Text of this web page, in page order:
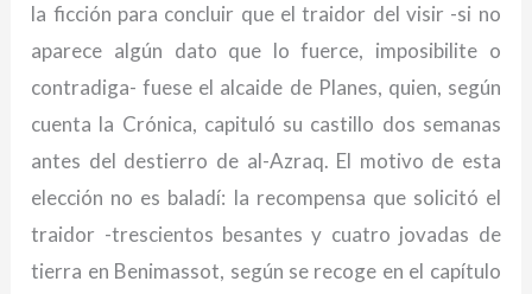
la ficción para concluir que el traidor del visir -si no
aparece algún dato que lo fuerce, imposibilite o
contradiga- fuese el alcaide de Planes, quien, según
cuenta la Crónica, capituló su castillo dos semanas
antes del destierro de al-Azraq. El motivo de esta
elección no es baladí: la recompensa que solicitó el
traidor -trescientos besantes y cuatro jovadas de
tierra en Benimassot, según se recoge en el capítulo